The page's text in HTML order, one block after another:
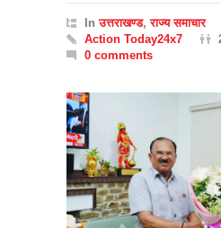
Inउत्तराखण्ड,राज्य समाचार
Action Today24x7
0 comments